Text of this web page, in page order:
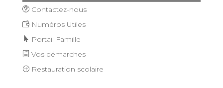
Contactez-nous
Numéros Utiles
Portail Famille
Vos démarches
Restauration scolaire